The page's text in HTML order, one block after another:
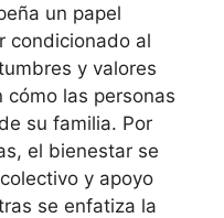
un papel
condicionado al
y valores
las personas
su familia. Por
el bienestar se
y apoyo
se enfatiza la